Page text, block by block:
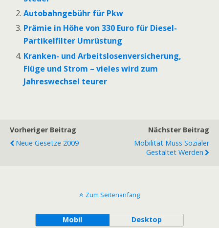
Autobahngebühr für Pkw
Prämie in Höhe von 330 Euro für Diesel-
Partikelfilter Umrüstung
Kranken- und Arbeitslosenversicherung,
Flüge und Strom – vieles wird zum
Jahreswechsel teurer
Vorheriger Beitrag
Neue Gesetze 2009
Nächster Beitrag
Mobilität Muss Sozialer
Gestaltet Werden
Zum Seitenanfang
Mobil Desktop